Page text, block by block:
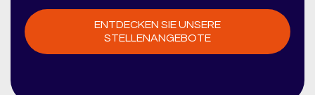
ENTDECKEN SIE UNSERE
STELLENANGEBOTE